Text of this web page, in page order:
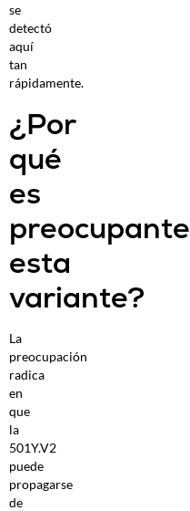
se
detectó
aquí
tan
rápidamente.
¿Por
qué
es
preocupante
esta
variante?
La
preocupación
radica
en
que
la
501Y.V2
puede
propagarse
de